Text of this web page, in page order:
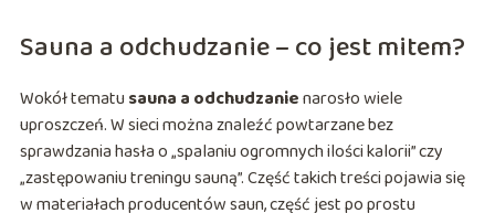
Sauna a odchudzanie – co jest mitem?
Wokół tematusauna a odchudzanienarosło wiele
uproszczeń. W sieci można znaleźć powtarzane bez
sprawdzania hasła o „spalaniu ogromnych ilości kalorii” czy
„zastępowaniu treningu sauną”. Część takich treści pojawia się
w materiałach producentów saun, część jest po prostu